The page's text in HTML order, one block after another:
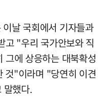
날 국회에서 기자들과
고 "우리 국가안보와 직
그에 상응하는 대북확성
것"이라며 "당연히 이견
말했다.